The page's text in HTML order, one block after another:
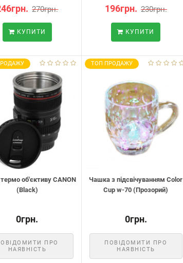
270грн.
КУПИТИ
196грн. 230грн.
КУПИТИ
об'єктиву CANON
(Black)
0грн.
ПРО
НАЯВНІСТЬ
ТОП ПРОДАЖУ
Чашка з підсвічуванням Color
Cup w-70 (Прозорий)
0грн.
ПОВІДОМИТИ ПРО
НАЯВНІСТЬ